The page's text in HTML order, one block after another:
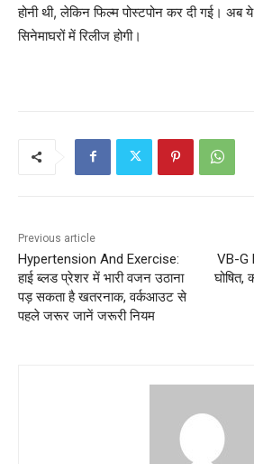
होनी थी, लेकिन फिल्म पोस्टपोन कर दी गई।
सिनेमाघरों में रिलीज होगी।
Previous article
Hypertension And Exercise:
हाई ब्लड प्रेशर में भारी वजन उठाना
पड़ सकता है खतरनाक, वर्कआउट से
पहले जरूर जानें जरूरी नियम
VB-G
घोषित,